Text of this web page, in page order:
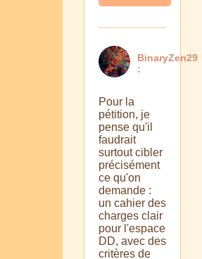
BinaryZen29
:
Pour la
pétition, je
pense qu'il
faudrait
surtout cibler
précisément
ce qu'on
demande :
un cahier des
charges clair
pour l'espace
DD, avec des
critères de